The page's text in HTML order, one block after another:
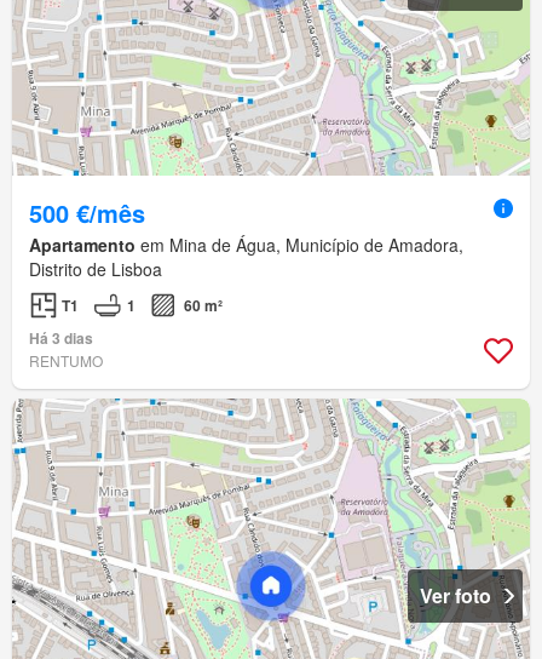
500 €/mês
Apartamento em Mina de Água, Município de Amadora,
Distrito de Lisboa
T1 1
60 m²
Há 3 dias
RENTUMO
Ver foto